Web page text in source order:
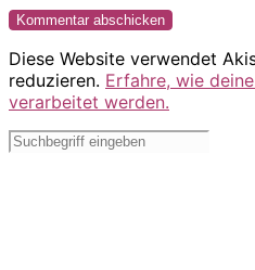
Diese Website verwendet
reduzieren. Erfahre, wie
verarbeitet werden.